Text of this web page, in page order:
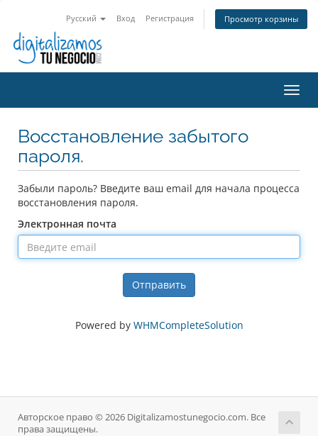
Русский Вход Регистрация Просмотр корзины
Восстановление забытого
пароля.
Забыли пароль? Введите ваш email для начала процесса
восстановления пароля.
Электронная почта
Отправить
Powered by WHMCompleteSolution
Авторское право © 2026 Digitalizamostunegocio.com. Все
права защищены.